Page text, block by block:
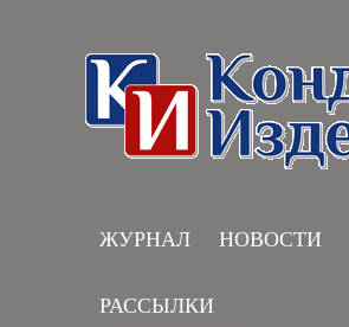
ЖУРНАЛ НОВОСТИ
РАССЫЛКИ